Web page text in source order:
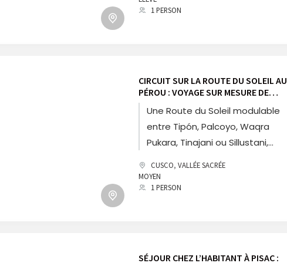
immersion andine.
1 PERSON
CIRCUIT SUR LA ROUTE DU SOLEIL AU
PÉROU : VOYAGE SUR MESURE DE
CUSCO À PUNO ET NUIT CHEZ
L’HABITANT
Une Route du Soleil modulable
entre Tipón, Palcoyo, Waqra
Pukara, Tinajani ou Sillustani,
avec nuit en communauté à
Raqchi. Une expérience flexible
mêlant culture, paysages et
CUSCO,VALLÉE SACRÉE
MOYEN
1 PERSON
SÉJOUR CHEZ L’HABITANT À PISAC :